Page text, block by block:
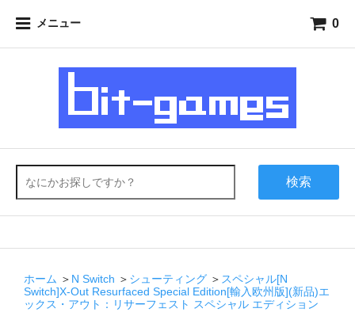
メニュー 0
検索
ホーム ＞ N Switch ＞ シューティング ＞ スペシャル[N
Switch]X-Out Resurfaced Special Edition[輸入欧州版](新品)エ
ックス・アウト：リサーフェスト スペシャル エディション